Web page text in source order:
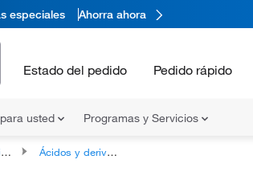
especiales Ahorra ahora
Estado del pedido Pedido rápido
usted Programas y Servicios
Ácidos y derivados metoxibenzoicos